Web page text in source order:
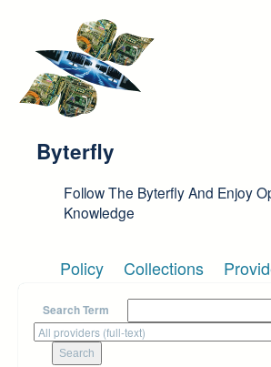
Byterfly
Follow The Byterfly And Enjoy
Knowledge
Policy Collections
Search Term